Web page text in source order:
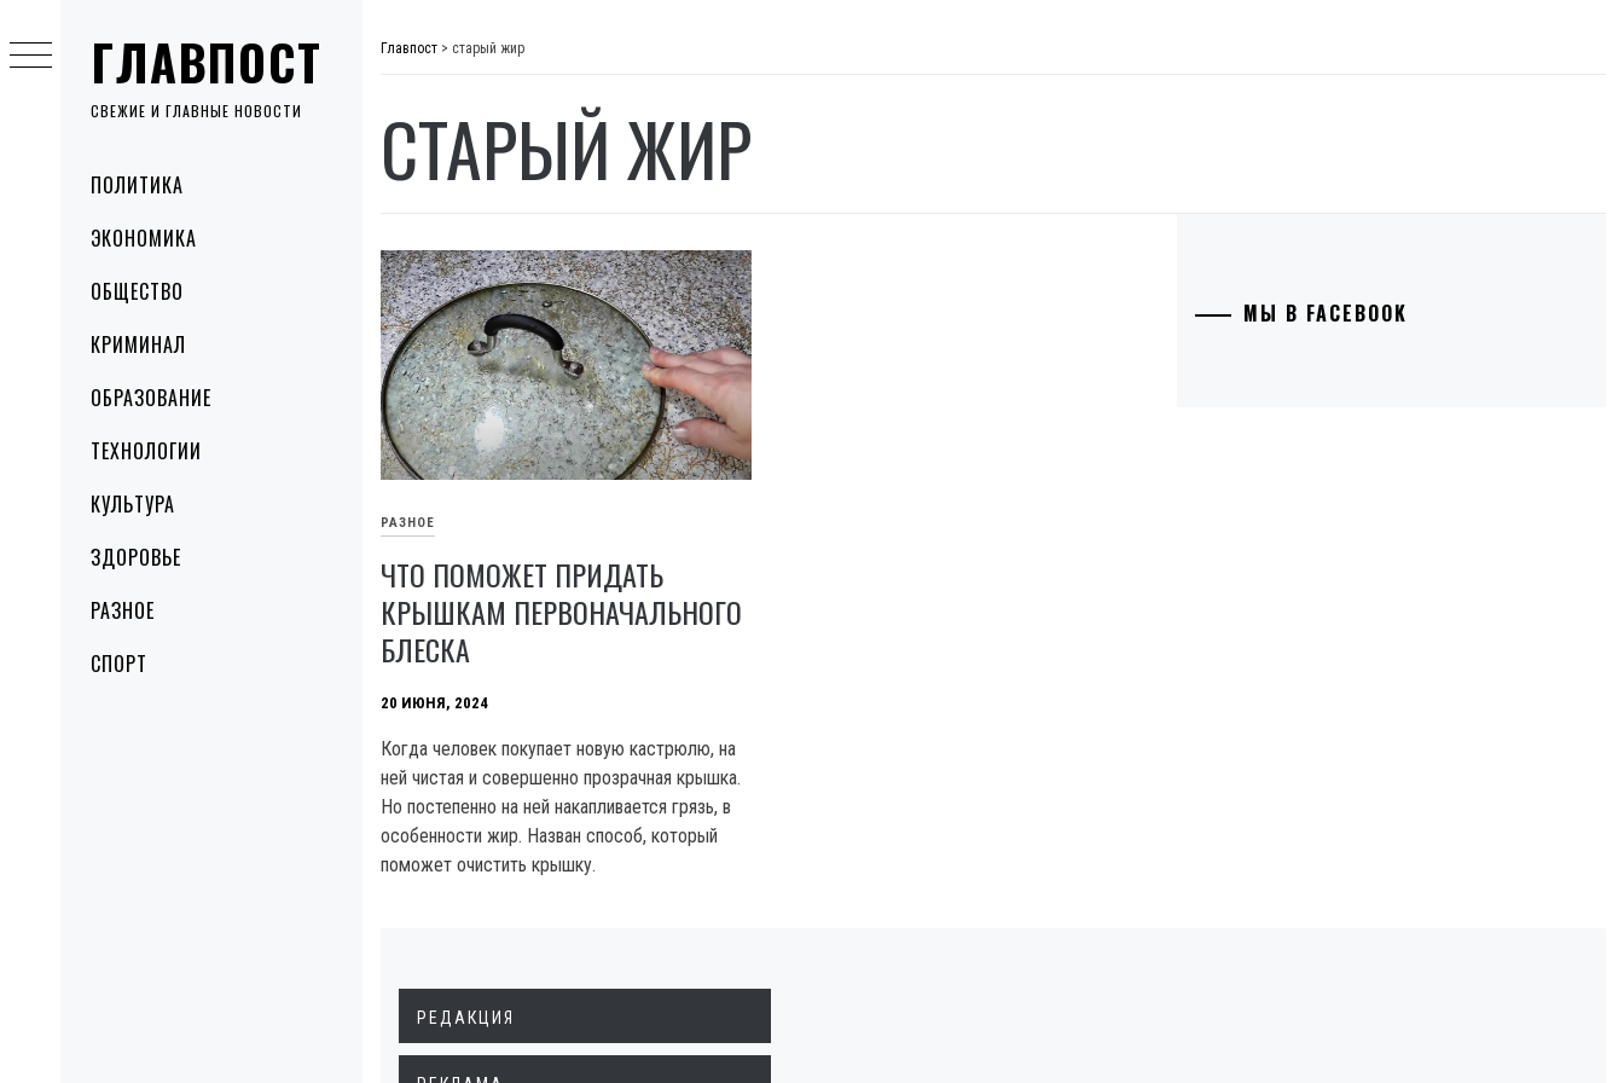
ГЛАВПОСТ
СВЕЖИЕ И ГЛАВНЫЕ НОВОСТИ
MenuПОЛИТИКА
ЭКОНОМИКА
ОБЩЕСТВО
КРИМИНАЛ
ОБРАЗОВАНИЕ
ТЕХНОЛОГИИ
КУЛЬТУРА
ЗДОРОВЬЕ
РАЗНОЕ
СПОРТ
to
content
Главпост > старый жир
СТАРЫЙ ЖИР
РАЗНОЕ
ЧТО ПОМОЖЕТ ПРИДАТЬ
КРЫШКАМ ПЕРВОНАЧАЛЬНОГО
БЛЕСКА
20 ИЮНЯ, 2024
Когда человек покупает новую кастрюлю, на
ней чистая и совершенно прозрачная крышка.
Но постепенно на ней накапливается грязь, в
особенности жир. Назван способ, который
поможет очистить крышку.
МЫ В FACEBOOK
РЕДАКЦИЯ